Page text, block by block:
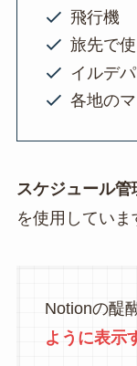
飛行機
旅先で
イルデ
各地の
スケジュール管
を使用していま
Notionの醍
ように表示